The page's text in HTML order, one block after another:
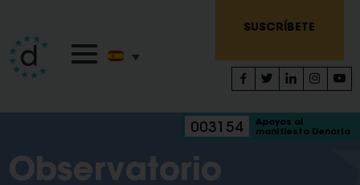
SUSCRÍBETE
003154
Apoyos al
manifiesto Denaria
Observatorio